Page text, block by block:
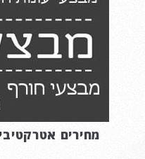
מחירים